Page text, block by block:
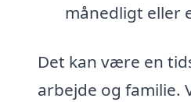
månedligt eller
Det kan være en
arbejde og familie.